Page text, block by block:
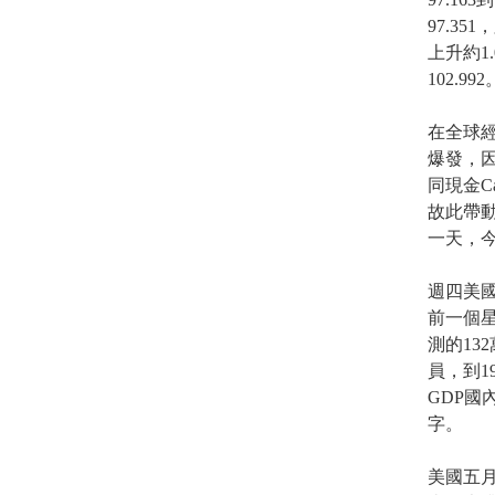
97.351
上升約
102.992
在全球
爆發，
同現金
故此帶
一天，
週四美
前一個
測的
員，到
GDP國
字。
美國五